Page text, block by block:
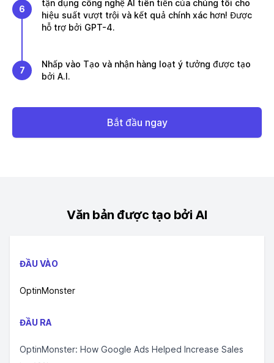
6
tận dụng công nghệ AI tiên tiến của chúng tôi cho
hiệu suất vượt trội và kết quả chính xác hơn! Được
hỗ trợ bởi GPT-4.
7
Nhấp vào Tạo và nhận hàng loạt ý tưởng được tạo
bởi A.I.
Bắt đầu ngay
Văn bản được tạo bởi AI
ĐẦU VÀO
OptinMonster
ĐẦU RA
OptinMonster: How Google Ads Helped Increase Sales